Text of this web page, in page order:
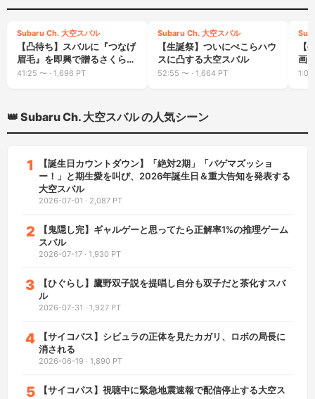
Subaru Ch. 大空スバル
【凸待ち】スバルに『つなげ
眉毛』を即興で贈るさくらみ
こ
41:25 〜 · 1,696 PT
Subaru Ch. 大空スバル
【生誕祭】ついにぺこらハウ
スに凸する大空スバル
52:55 〜 · 1,664 PT
【
画
出
👑 Subaru Ch. 大空スバル の人気シーン
1
【誕生日カウントダウン】「絶対2期」「パゲマズッショ
ー！」と期生愛を叫び、2026年誕生日＆重大告知を発表する
大空スバル
2026-07-01 · 2,087 PT
2
【鬼隠し完】ギャルゲーと思ってたら正解率1%の推理ゲーム
スバル
2026-07-17 · 1,930 PT
3
【ひぐらし】鷹野双子説を提唱し自分も双子だと茶化すスバ
ル
2026-07-31 · 1,927 PT
4
【サイコパス】シビュラの正体を見たカガリ、ロボの局長に
消される
2026-06-19 · 1,890 PT
5
【サイコパス】視聴中に緊急地震速報で配信停止する大空ス